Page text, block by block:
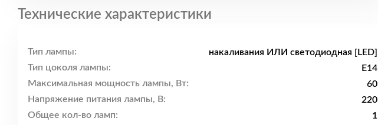
Технические характеристики
Тип лампы:
накаливания ИЛИ светодиодная [LED]
Тип цоколя лампы:
E14
Максимальная мощность лампы, Вт:
60
Напряжение питания лампы, В:
220
Общее кол-во ламп:
1